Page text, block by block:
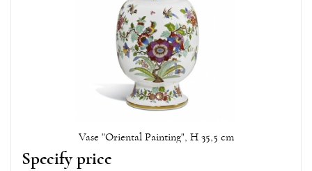
Vase "Oriental Painting", H 35,5 cm
Specify price